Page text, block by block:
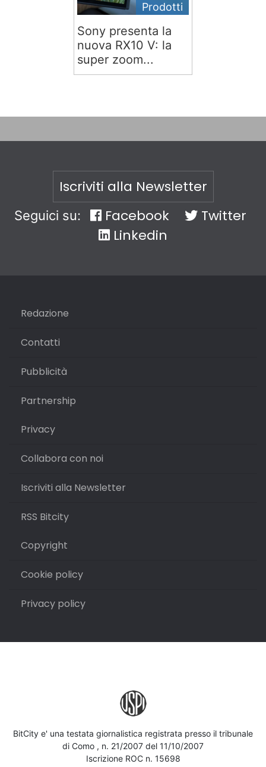
Prodotti
Sony presenta la
nuova RX10 V: la
super zoom...
Iscriviti alla Newsletter
Seguici su: Facebook
Twitter
Linkedin
Redazione
Contatti
Pubblicità
Partnership
Privacy
Collabora con noi
Iscriviti alla Newsletter
RSS Bitcity
Copyright
Cookie policy
Privacy policy
BitCity e' una testata giornalistica registrata presso il tribunale
di Como , n. 21/2007 del 11/10/2007
Iscrizione ROC n. 15698